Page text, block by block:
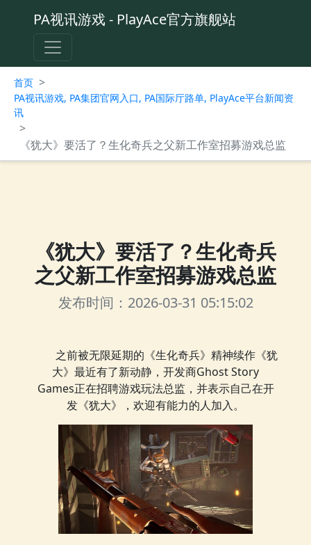
PA视讯游戏 - PlayAce官方旗舰站
首页 >
PA视讯游戏, PA集团官网入口, PA国际厅路单, PlayAce平台新闻资
讯
>
《犹大》要活了？生化奇兵之父新工作室招募游戏总监
《犹大》要活了？生化奇兵
之父新工作室招募游戏总监
发布时间：2026-03-31 05:15:02
之前被无限延期的《生化奇兵》精神续作《犹
大》最近有了新动静，开发商Ghost Story
Games正在招聘游戏玩法总监，并表示自己在开
发《犹大》，欢迎有能力的人加入。